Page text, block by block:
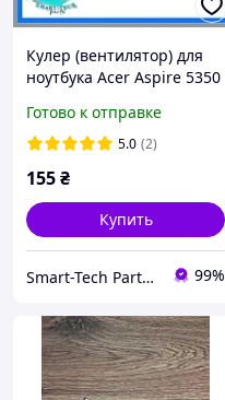
Кулер (вентилятор) для
ноутбука Acer Aspire 5350
571
Готово к отправке
5.0 (2)
155₴
Купить
Smart-Tech Parts Запчасти для ноутбуков 99%